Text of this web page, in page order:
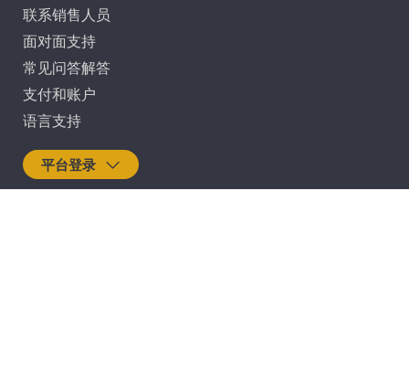
联系销售人员
面对面支持
常见问答解答
支付和账户
语言支持
平台登录